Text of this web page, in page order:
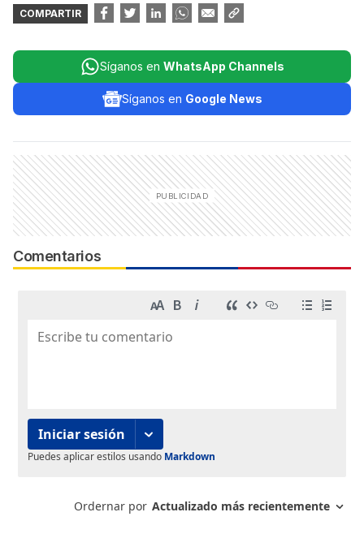
COMPARTIR
Síganos en WhatsApp Channels
Síganos en Google News
Comentarios